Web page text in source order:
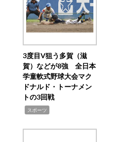
3度目V狙う多賀（滋
賀）などが8強 全日本
学童軟式野球大会マク
ドナルド・トーナメン
トの3回戦
スポーツ